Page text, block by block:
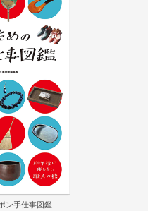
ン手仕事図鑑